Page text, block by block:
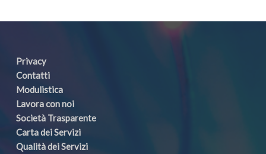
Privacy
Contatti
Modulistica
Lavora con noi
Società Trasparente
Carta dei Servizi
Qualità dei Servizi